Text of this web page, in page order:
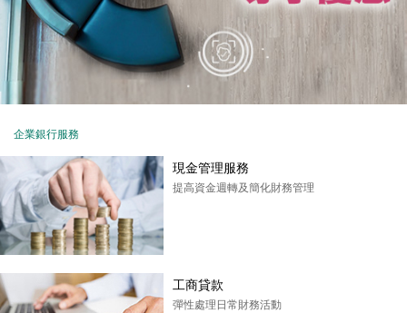
企業銀行服務
現金管理服務
提高資金週轉及簡化財務管理
工商貸款
彈性處理日常財務活動